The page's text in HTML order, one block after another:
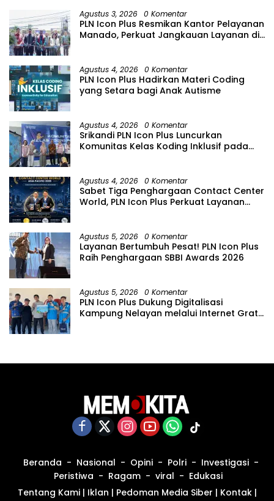
Agustus 3, 2026 0 Komentar
PLN Icon Plus Resmikan Kantor Pelayanan
Manado, Perkuat Jangkauan Layanan di
Agustus 4, 2026 0 Komentar
PLN Icon Plus Hadirkan Materi Coding
yang Setara bagi Anak Autisme
Agustus 4, 2026 0 Komentar
Srikandi PLN Icon Plus Luncurkan
Komunitas Kelas Koding Inklusif pada
Agustus 4, 2026 0 Komentar
Sabet Tiga Penghargaan Contact Center
World, PLN Icon Plus Perkuat Layanan
Agustus 5, 2026 0 Komentar
Layanan Bertumbuh Pesat! PLN Icon Plus
Raih Penghargaan SBBI Awards 2026
Agustus 5, 2026 0 Komentar
PLN Icon Plus Dukung Digitalisasi
Kampung Nelayan melalui Internet Gratis
Beranda Nasional Opini Polri
Investigasi
Peristiwa
Ragam viral
Edukasi
Tentang Kami| Iklan | Pedoman Media Siber | Kontak|